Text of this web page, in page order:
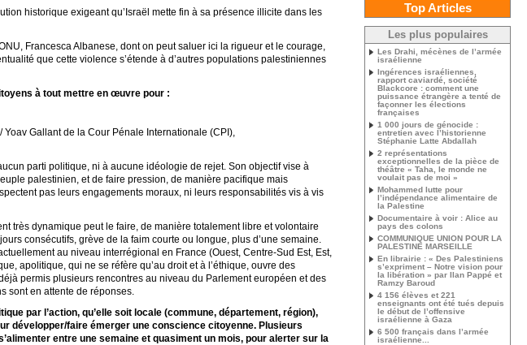
historique exigeant qu’Israël mette fin à sa présence illicite dans les
Francesca Albanese, dont on peut saluer ici la rigueur et le courage,
que cette violence s’étende à d’autres populations palestiniennes
à tout mettre en œuvre pour :
Gallant de la Cour Pénale Internationale (CPI),
parti politique, ni à aucune idéologie de rejet. Son objectif vise à
palestinien, et de faire pression, de manière pacifique mais
pas leurs engagements moraux, ni leurs responsabilités vis à vis
très dynamique peut le faire, de manière totalement libre et volontaire
consécutifs, grève de la faim courte ou longue, plus d’une semaine.
au niveau interrégional en France (Ouest, Centre-Sud Est, Est,
apolitique, qui ne se réfère qu’au droit et à l’éthique, ouvre des
permis plusieurs rencontres au niveau du Parlement européen et des
sont en attente de réponses.
par l’action, qu’elle soit locale (commune, département, région),
développer/faire émerger une conscience citoyenne. Plusieurs
entre une semaine et quasiment un mois, pour alerter sur la
Top Articles
Les plus populaires
Les Drahi, mécènes de l’armée
israélienne
Ingérences israéliennes,
rapport caviardé, société
Blackcore : comment une
puissance étrangère a tenté de
façonner les élections
françaises
1 000 jours de génocide :
entretien avec l’historienne
Stéphanie Latte Abdallah
2 représentations
exceptionnelles de la pièce de
théâtre « Taha, le monde ne
voulait pas de moi »
Mohammed lutte pour
l’indépendance alimentaire de
la Palestine
Documentaire à voir : Alice au
pays des colons
COMMUNIQUE UNION POUR LA
PALESTINE MARSEILLE
En librairie : « Des Palestiniens
s’expriment – Notre vision pour
la libération » par Ilan Pappé et
Ramzy Baroud
4 156 élèves et 221
enseignants ont été tués depuis
le début de l’offensive
israélienne à Gaza
6 500 français dans l’armée
israélienne...